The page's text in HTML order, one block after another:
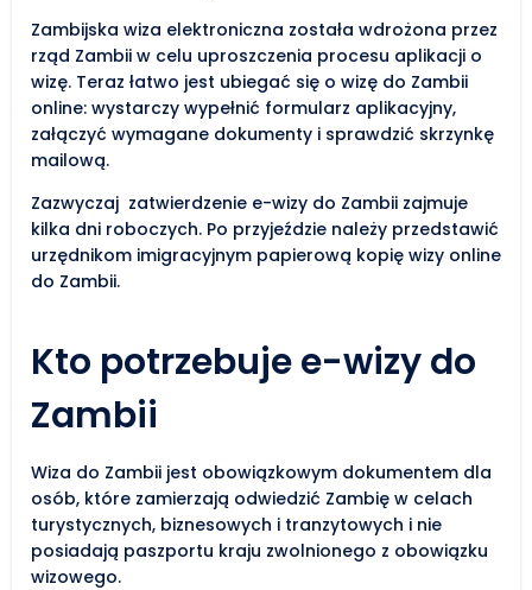
Zambijska wiza elektroniczna została wdrożona przez
rząd Zambii w celu uproszczenia procesu aplikacji o
wizę. Teraz łatwo jest ubiegać się o wizę do Zambii
online: wystarczy wypełnić formularz aplikacyjny,
załączyć wymagane dokumenty i sprawdzić skrzynkę
mailową.
Zazwyczaj zatwierdzenie e-wizy do Zambii zajmuje
kilka dni roboczych. Po przyjeździe należy przedstawić
urzędnikom imigracyjnym papierową kopię wizy online
do Zambii.
Kto potrzebuje e-wizy do
Zambii
Wiza do Zambii jest obowiązkowym dokumentem dla
osób, które zamierzają odwiedzić Zambię w celach
turystycznych, biznesowych i tranzytowych i nie
posiadają paszportu kraju zwolnionego z obowiązku
wizowego.